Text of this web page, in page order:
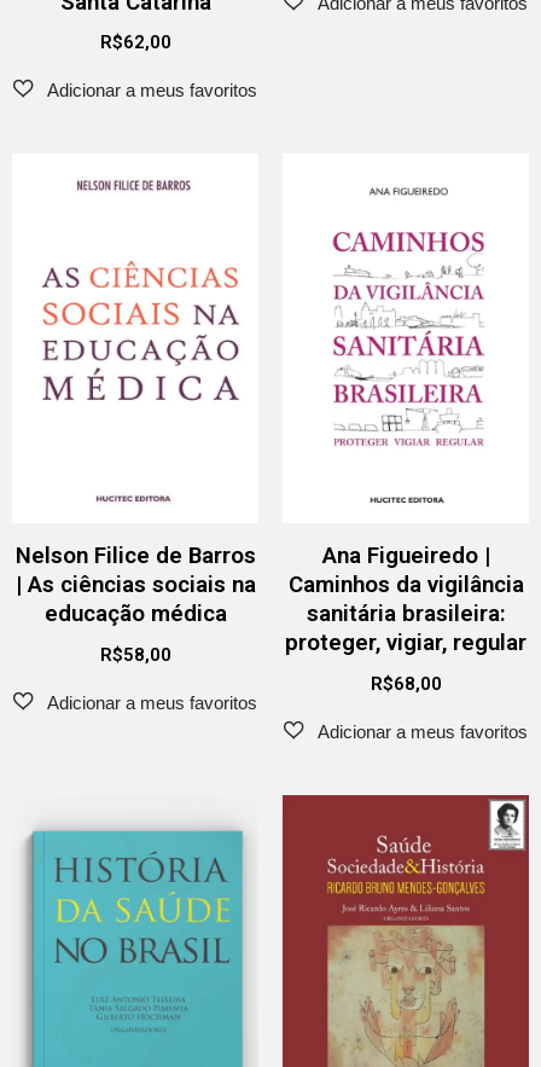
R$62,00
Nelson Filice de Barros
| As ciências sociais na
educação médica
R$58,00
Ana Figueiredo |
Caminhos da vigilância
sanitária brasileira:
proteger, vigiar, regular
R$68,00